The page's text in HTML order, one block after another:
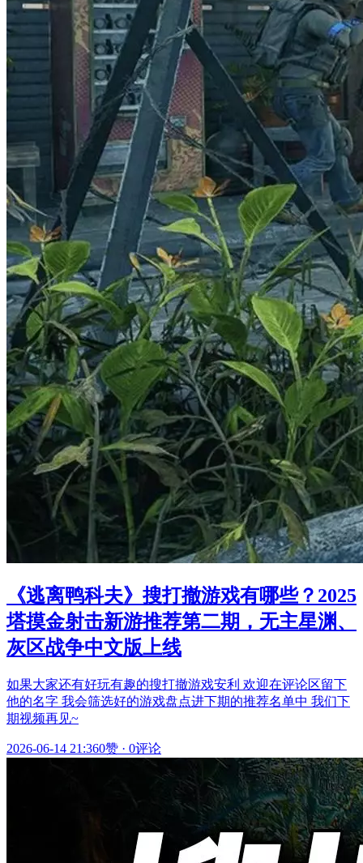
《逃离鸭科夫》搜打撤游戏有哪些？2025
塔摸金射击新游推荐第二期，无主星渊、
灰区战争中文版上线
如果大家还有好玩有趣的搜打撤游戏安利 欢迎在评论区留下
他的名字 我会筛选好的游戏盘点进下期的推荐名单中 我们下
期视频再见~
2026-06-14 21:360赞 · 0评论